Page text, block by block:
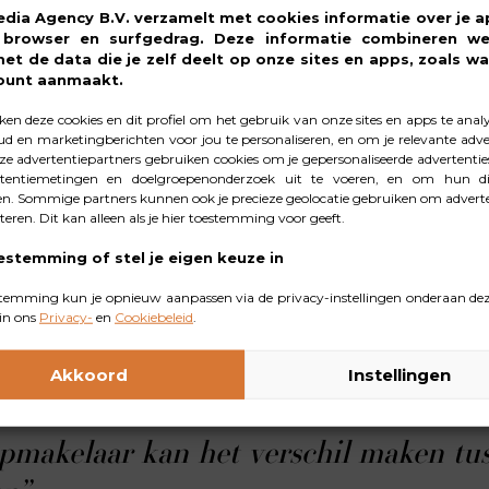
Agency B.V. verzamelt met cookies informatie over je
en surfgedrag. Deze informatie combineren
de data die je zelf deelt op onze sites en apps, zoals
aanmaakt.
deze cookies en dit profiel om het gebruik van onze sites en apps te
en marketingberichten voor jou te personaliseren, en om je relevante
advertentiepartners gebruiken cookies om je gepersonaliseerde
en doelgroepenonderzoek uit te voeren, en om hun
Sommige partners kunnen ook je precieze geolocatie gebruiken om
Dit kan alleen als je hier toestemming voor geeft.
of stel je eigen keuze in
kun je opnieuw aanpassen via de privacy-instellingen onderaan
ons Privacy- en Cookiebeleid
Akkoord Instellingen
naar een kluswoning of naar een huis met een
niet door de imperfecties heen kijken. Als jij dat ook
mee te nemen die meteen ziet wat de mogelijkheden
perfect gestyled jaren ‘30 huis met een visgraatvloer,
niet onmiddellijk, het kan ook later. Met kleine
dan je denkt.”
de hand
zijn gemiddeld 3.000 á 4.000 euro. Daardoor
aankoopmakelaar heeft een netwerk, kan helpen en
tussen wel of geen woning kopen. Je haalt het geld er
kan het verschil maken